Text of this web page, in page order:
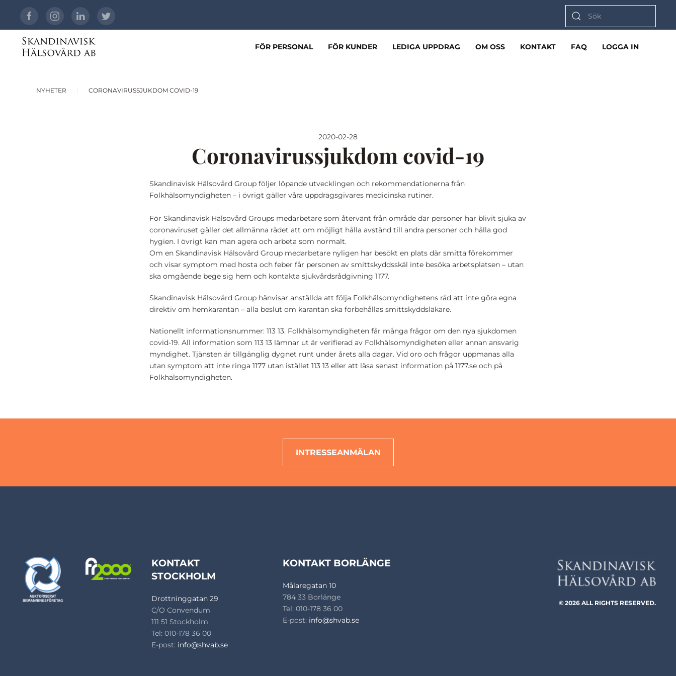
FÖR PERSONAL FÖR KUNDER LEDIGA UPPDRAG OM OSS KONTAKT FAQ LOGGA IN
NYHETER CORONAVIRUSSJUKDOM COVID-19
2020-02-28
Coronavirussjukdom covid-19
Skandinavisk Hälsovård Group följer löpande utvecklingen och rekommendationerna från
Folkhälsomyndigheten – i övrigt gäller våra uppdragsgivares medicinska rutiner.
För Skandinavisk Hälsovård Groups medarbetare som återvänt från område där personer har blivit sjuka av
coronaviruset gäller det allmänna rådet att om möjligt hålla avstånd till andra personer och hålla god
hygien. I övrigt kan man agera och arbeta som normalt.
Om en Skandinavisk Hälsovård Group medarbetare nyligen har besökt en plats där smitta förekommer
och visar symptom med hosta och feber får personen av smittskyddsskäl inte besöka arbetsplatsen – utan
ska omgående bege sig hem och kontakta sjukvårdsrådgivning 1177.
Skandinavisk Hälsovård Group hänvisar anställda att följa Folkhälsomyndighetens råd att inte göra egna
direktiv om hemkarantän – alla beslut om karantän ska förbehållas smittskyddsläkare.
Nationellt informationsnummer: 113 13. Folkhälsomyndigheten får många frågor om den nya sjukdomen
covid-19. All information som 113 13 lämnar ut är verifierad av Folkhälsomyndigheten eller annan ansvarig
myndighet. Tjänsten är tillgänglig dygnet runt under årets alla dagar. Vid oro och frågor uppmanas alla
utan symptom att inte ringa 1177 utan istället 113 13 eller att läsa senast information på 1177.se och på
Folkhälsomyndigheten.
INTRESSEANMÄLAN
KONTAKT
STOCKHOLM
Drottninggatan 29
C/O Convendum
111 51 Stockholm
Tel: 010-178 36 00
E-post: info@shvab.se
KONTAKT BORLÄNGE
Målaregatan 10
784 33 Borlänge
Tel: 010-178 36 00
E-post: info@shvab.se
© 2026 ALL RIGHTS RESERVED.